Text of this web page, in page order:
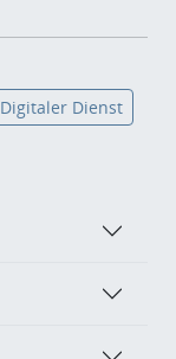
Digitaler Dienst